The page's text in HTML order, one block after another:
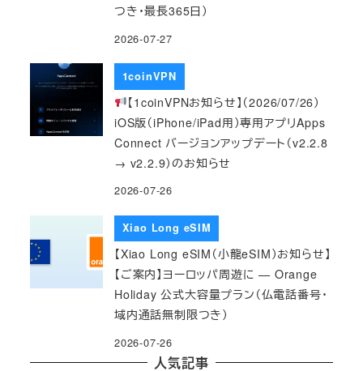
つき・最長365日）
2026-07-27
1coinVPN
【1coinVPNお知らせ】（2026/07/26）
iOS版（iPhone/iPad用）専用アプリApps
Connect バージョンアップデート（v2.2.8
→ v2.2.9）のお知らせ
2026-07-26
Xiao Long eSIM
【Xiao Long eSIM（小龍eSIM）お知らせ】
【ご案内】ヨーロッパ周遊に — Orange
Holiday 公式大容量プラン（仏電話番号・
域内通話無制限つき）
2026-07-26
人気記事